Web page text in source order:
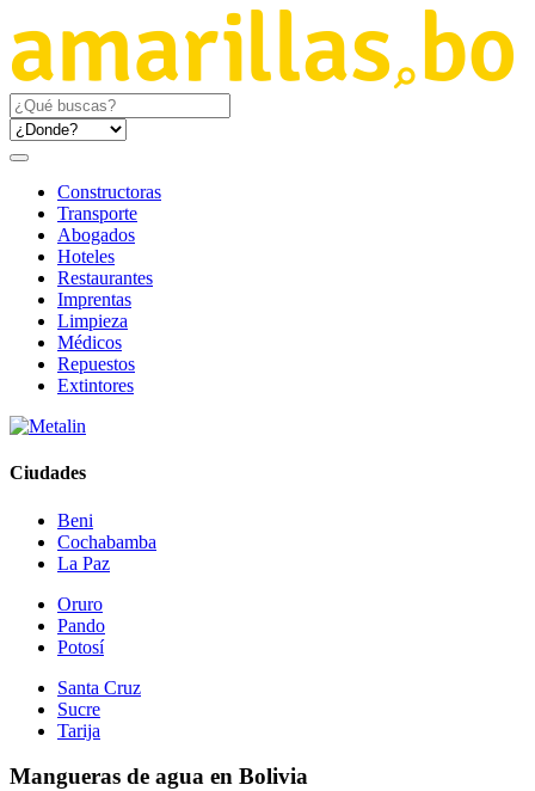
Constructoras
Transporte
Abogados
Hoteles
Restaurantes
Imprentas
Limpieza
Médicos
Repuestos
Extintores
Ciudades
Beni
Cochabamba
La Paz
Oruro
Pando
Potosí
Santa Cruz
Sucre
Tarija
Mangueras de agua en Bolivia